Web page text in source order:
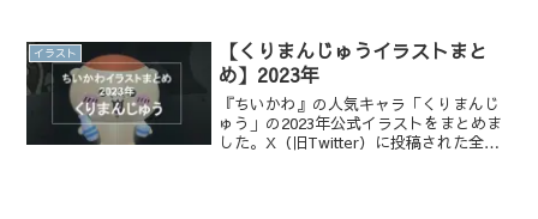
す。
イラスト
【くりまんじゅうイラストまと
め】2023年
『ちいかわ』の人気キャラ「くりまんじ
ゅう」の2023年公式イラストをまとめま
した。X（旧Twitter）に投稿された全イ